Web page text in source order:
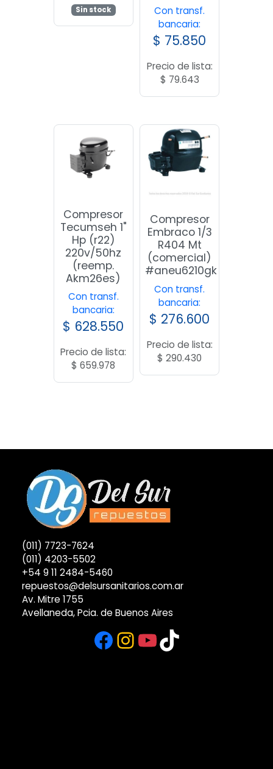
Sin stock
Con transf.
bancaria:
$ 75.850
Precio de lista:
$ 79.643
Compresor
Tecumseh 1"
Hp (r22)
220v/50hz
(reemp.
Akm26es)
Con transf.
bancaria:
$ 628.550
Precio de lista:
$ 659.978
Compresor
Embraco 1/3
R404 Mt
(comercial)
#aneu6210gk
Con transf.
bancaria:
$ 276.600
Precio de lista:
$ 290.430
(011) 7723-7624
(011) 4203-5502
+54 9 11 2484-5460
repuestos@delsursanitarios.com.ar
Av. Mitre 1755
Avellaneda, Pcia. de Buenos Aires
Facebook
Instagram
YouTube
TikTok